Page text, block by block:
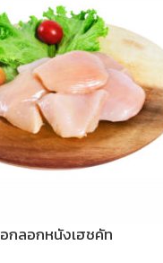
อกลอกหนังเฮชคัท